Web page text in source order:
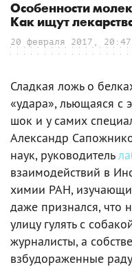
Особенности
Как ищут
20 февраля 2017, 20:47
Сладкая ложь о
«удара», льющаяся с
шок и у самих
Александр
наук, руководитель
взаимодействий в
химии РАН,
даже признался, что
улицу гулять с
журналисты, а
взбудораженные